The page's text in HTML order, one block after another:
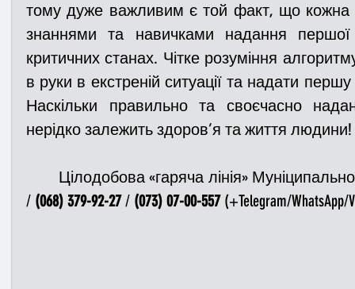
тому дуже важливим є той факт, що кожна
знаннями та навичками надання
критичних станах. Чітке розуміння
в руки в екстреній ситуації та надати
Наскільки правильно та своєчасно
нерідко залежить здоров’я та життя людини!
Цілодобова «гаряча лінія»
/ (068) 379-92-27 / (073) 07-00-557 (+Telegram/WhatsApp/